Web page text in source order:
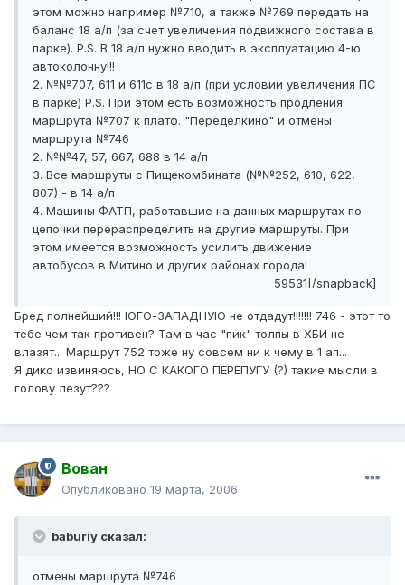
этом можно например №710, а также №769 передать на
баланс 18 а/п (за счет увеличения подвижного состава в
парке). P.S. В 18 а/п нужно вводить в эксплуатацию 4-ю
автоколонну!!!
2. №№707, 611 и 611с в 18 а/п (при условии увеличения ПС
в парке) P.S. При этом есть возможность продления
маршрута №707 к платф. "Переделкино" и отмены
маршрута №746
2. №№47, 57, 667, 688 в 14 а/п
3. Все маршруты с Пищекомбината (№№252, 610, 622,
807) - в 14 а/п
4. Машины ФАТП, работавшие на данных маршрутах по
цепочки перераспределить на другие маршруты. При
этом имеется возможность усилить движение
автобусов в Митино и других районах города!
59531[/snapback]
Бред полнейший!!! ЮГО-ЗАПАДНУЮ не отдадут!!!!!!! 746 - этот то
тебе чем так противен? Там в час "пик" толпы в ХБИ не
влазят... Маршрут 752 тоже ну совсем ни к чему в 1 ап...
Я дико извиняюсь, НО С КАКОГО ПЕРЕПУГУ (?) такие мысли в
голову лезут???
Вован
Опубликовано 19 марта, 2006
baburiy сказал:
отмены маршрута №746